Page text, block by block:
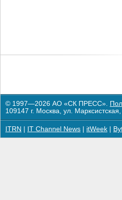
© 1997—2026 АО «СК ПРЕСС».
109147 г. Москва, ул.
ITRN IT Channel News itWeek